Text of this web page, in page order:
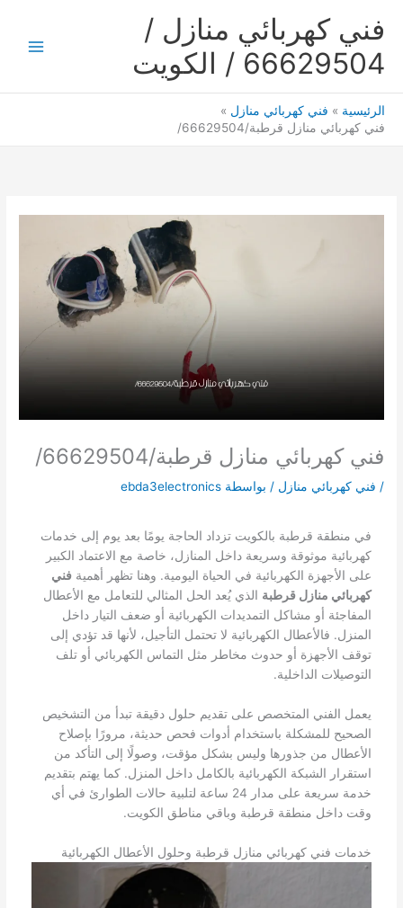
فني كهربائي منازل /
66629504 / الكويت
الرئيسية
فني كهربائي منازل
فني كهربائي منازل قرطبة/66629504/
فني كهربائي منازل قرطبة/66629504/
/ فني كهربائي منازل / بواسطة ebda3electronics
في منطقة قرطبة بالكويت تزداد الحاجة يومًا بعد يوم إلى خدمات
كهربائية موثوقة وسريعة داخل المنازل، خاصة مع الاعتماد الكبير
على الأجهزة الكهربائية في الحياة اليومية. وهنا تظهر أهمية فني
كهربائي منازل قرطبة الذي يُعد الحل المثالي للتعامل مع الأعطال
المفاجئة أو مشاكل التمديدات الكهربائية أو ضعف التيار داخل
المنزل. فالأعطال الكهربائية لا تحتمل التأجيل، لأنها قد تؤدي إلى
توقف الأجهزة أو حدوث مخاطر مثل التماس الكهربائي أو تلف
التوصيلات الداخلية.
يعمل الفني المتخصص على تقديم حلول دقيقة تبدأ من التشخيص
الصحيح للمشكلة باستخدام أدوات فحص حديثة، مرورًا بإصلاح
الأعطال من جذورها وليس بشكل مؤقت، وصولًا إلى التأكد من
استقرار الشبكة الكهربائية بالكامل داخل المنزل. كما يهتم بتقديم
خدمة سريعة على مدار 24 ساعة لتلبية حالات الطوارئ في أي
وقت داخل منطقة قرطبة وباقي مناطق الكويت.
خدمات فني كهربائي منازل قرطبة وحلول الأعطال الكهربائية